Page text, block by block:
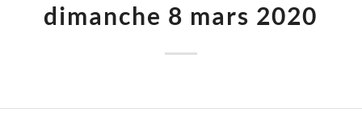
dimanche 8 mars 2020